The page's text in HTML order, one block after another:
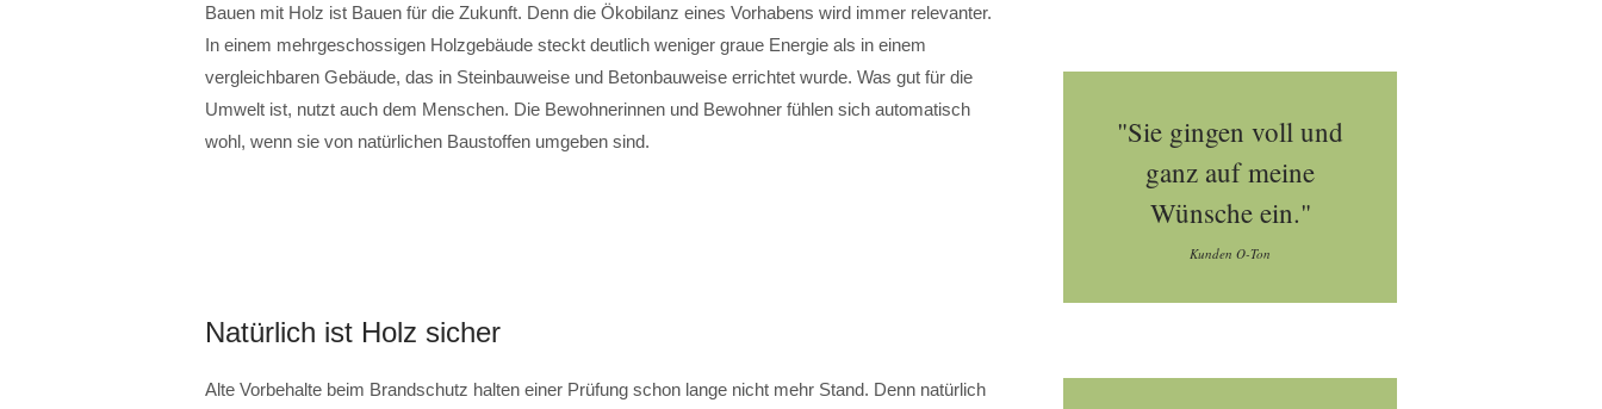
Bauen mit Holz ist Bauen für die Zukunft. Denn die Ökobilanz eines Vorhabens wird immer relevanter.
In einem mehrgeschossigen Holzgebäude steckt deutlich weniger graue Energie als in einem
vergleichbaren Gebäude, das in Steinbauweise und Betonbauweise errichtet wurde. Was gut für die
Umwelt ist, nutzt auch dem Menschen. Die Bewohnerinnen und Bewohner fühlen sich automatisch
wohl, wenn sie von natürlichen Baustoffen umgeben sind.
Natürlich ist Holz sicher
Alte Vorbehalte beim Brandschutz halten einer Prüfung schon lange nicht mehr Stand. Denn natürlich
"Sie gingen voll und
ganz auf meine
Wünsche ein."
Kunden O-Ton